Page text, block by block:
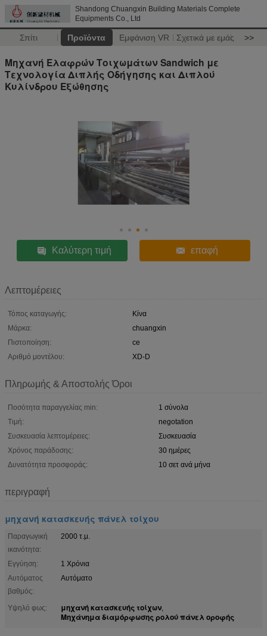
Shandong Chuangxin Building Materials Complete
Equipments Co., Ltd
Σπίτι Προϊόντα Εμφάνιση VR Σχετικά με εμάς >>
Μηχανή Ελαφρών Τοιχωμάτων Sandwich με
Τεχνολογία Διπλής Οδήγησης και Διπλού
Κυλίνδρου Εξώθησης
Καλύτερη τιμή επαφή
Λεπτομέρειες
Τόπος καταγωγής:
Κίνα
Μάρκα:
chuangxin
Πιστοποίηση:
ce
Αριθμό μοντέλου:
XD-D
Πληρωμής & Αποστολής Όροι
Ποσότητα παραγγελίας min:
1 σύνολα
Τιμή:
negotation
Συσκευασία λεπτομέρειες:
Συσκευασία
Χρόνος παράδοσης:
30 ημέρες
Δυνατότητα προσφοράς:
10 σετ ανά μήνα
περιγραφή
μηχανή κατασκευής πάνελ τοίχου
Παραγωγική
ικανότητα:
2000 τ.μ.
Εγγύηση:
1 Χρόνια
Αυτόματος
βαθμός:
Αυτόματο
Υψηλό φως: μηχανή κατασκευής τοίχων,
Μηχάνημα διαμόρφωσης ρολού πάνελ οροφής